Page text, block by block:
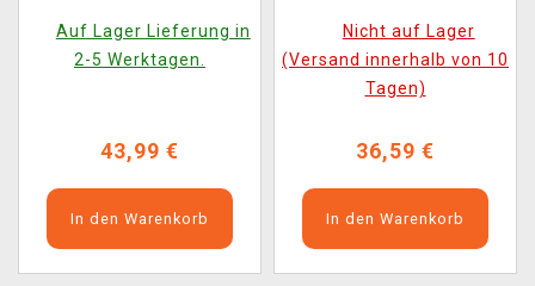
Auf Lager Lieferung in
2-5 Werktagen.
43,99 €
In den Warenkorb
Nicht auf Lager
(Versand innerhalb von 10
Tagen)
36,59 €
In den Warenkorb